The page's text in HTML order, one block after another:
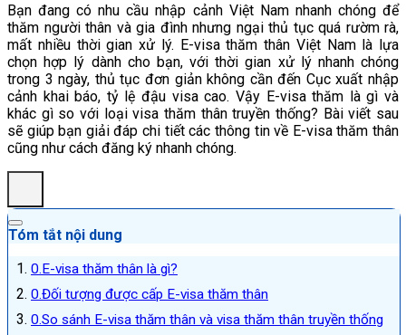
Bạn đang có nhu cầu nhập cảnh Việt Nam nhanh chóng để
thăm người thân và gia đình nhưng ngại thủ tục quá rườm rà,
mất nhiều thời gian xử lý. E-visa thăm thân Việt Nam là lựa
chọn hợp lý dành cho bạn, với thời gian xử lý nhanh chóng
trong 3 ngày, thủ tục đơn giản không cần đến Cục xuất nhập
cảnh khai báo, tỷ lệ đậu visa cao. Vậy E-visa thăm là gì và
khác gì so với loại visa thăm thân truyền thống? Bài viết sau
sẽ giúp bạn giải đáp chi tiết các thông tin về E-visa thăm thân
cũng như cách đăng ký nhanh chóng.
Tóm tắt nội dung
E-visa thăm thân là gì?
Đối tượng được cấp E-visa thăm thân
So sánh E-visa thăm thân và visa thăm thân truyền thống